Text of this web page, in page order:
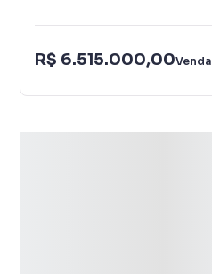
R$ 6.515.000,00Venda